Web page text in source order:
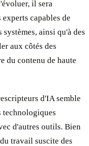
il sera
capables de
ainsi qu'à des
aux côtés des
du contenu de haute
d'IA semble
technologiques
d'autres outils. Bien
travail suscite des